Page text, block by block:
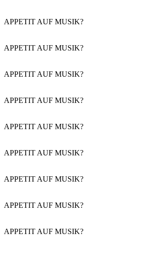
APPETIT AUF MUSIK?
APPETIT AUF MUSIK?
APPETIT AUF MUSIK?
APPETIT AUF MUSIK?
APPETIT AUF MUSIK?
APPETIT AUF MUSIK?
APPETIT AUF MUSIK?
APPETIT AUF MUSIK?
APPETIT AUF MUSIK?